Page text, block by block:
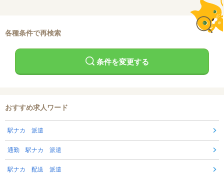
各種条件で再検索
条件を変更する
おすすめ求人ワード
駅ナカ 派遣
通勤 駅ナカ 派遣
駅ナカ 配送 派遣